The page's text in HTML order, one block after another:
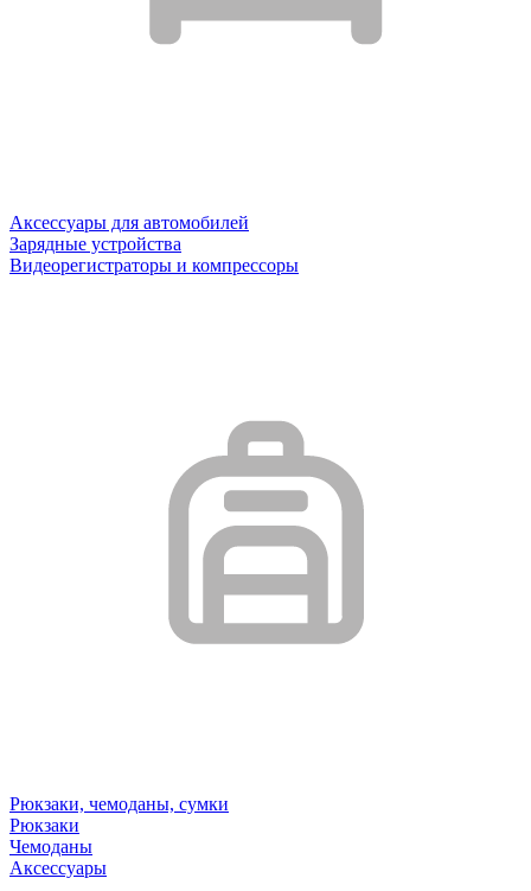
Аксессуары для автомобилей
Зарядные устройства
Видеорегистраторы и компрессоры
Рюкзаки, чемоданы, сумки
Рюкзаки
Чемоданы
Аксессуары